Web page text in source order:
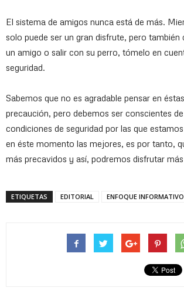
El sistema de amigos nunca está de más.
solo puede ser un gran disfrute, pero también
un amigo o salir con su perro, tómelo en
seguridad.
Sabemos que no es agradable pensar en
precaución, pero debemos ser conscientes
condiciones de seguridad por las que
en éste momento las mejores, es por tanto,
más precavidos y así, podremos disfrutar más
ETIQUETAS EDITORIAL ENFOQUE INFORMATIVO